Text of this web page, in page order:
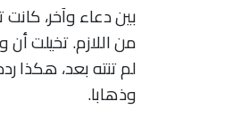
بين دعاء وآخر،
من اللازم. تخيلت أن
لم تنته بعد، هكذا
وذهابا.